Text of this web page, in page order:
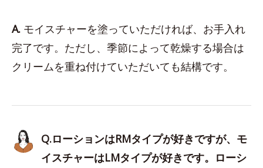
A. モイスチャーを塗っていただければ、お手入れ
完了です。ただし、季節によって乾燥する場合は
クリームを重ね付けていただいても結構です。
Q.ローションはRMタイプが好きですが、モ
イスチャーはLMタイプが好きです。ローシ